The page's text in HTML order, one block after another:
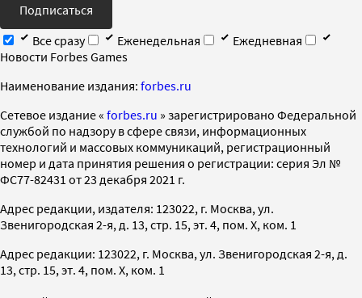
Подписаться
Все сразу
Еженедельная
Ежедневная
Новости Forbes Games
Наименование издания: forbes.ru
Cетевое издание « forbes.ru » зарегистрировано Федеральной
службой по надзору в сфере связи, информационных
технологий и массовых коммуникаций, регистрационный
номер и дата принятия решения о регистрации: серия Эл №
ФС77-82431 от 23 декабря 2021 г.
Адрес редакции, издателя: 123022, г. Москва, ул.
Звенигородская 2-я, д. 13, стр. 15, эт. 4, пом. X, ком. 1
Адрес редакции: 123022, г. Москва, ул. Звенигородская 2-я, д.
13, стр. 15, эт. 4, пом. X, ком. 1